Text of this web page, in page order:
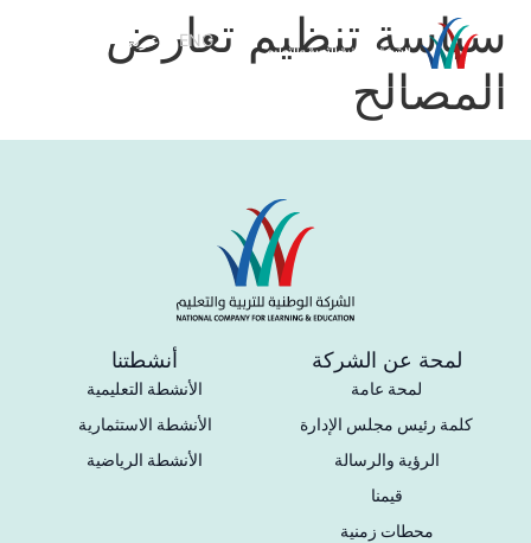
ENG عربي
سياسة تنظيم تعارض
المصالح
لمحة عن الشركة
لمحة عامة
كلمة رئيس مجلس الإدارة
الرؤية والرسالة
قيمنا
محطات زمنية
أنشطتنا
الأنشطة التعليمية
الأنشطة الاستثمارية
الأنشطة الرياضية